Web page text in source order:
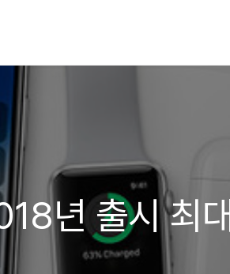
년 출시 최대